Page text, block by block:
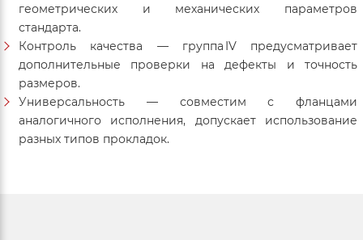
геометрических и механических параметров
стандарта.
Контроль качества — группа IV предусматривает
дополнительные проверки на дефекты и точность
размеров.
Универсальность — совместим с фланцами
аналогичного исполнения, допускает использование
разных типов прокладок.